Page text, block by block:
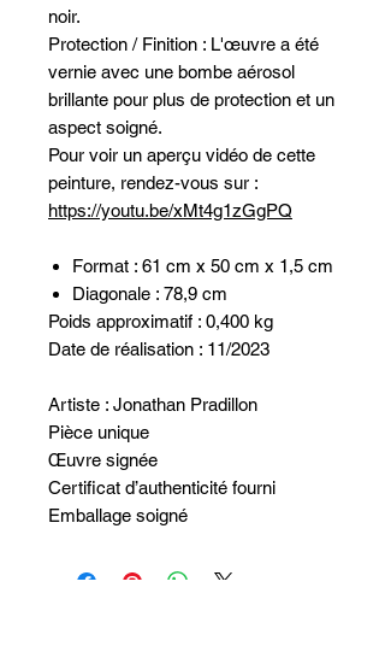
noir.
Protection / Finition : L'œuvre a été
vernie avec une bombe aérosol
brillante pour plus de protection et un
aspect soigné.
Pour voir un aperçu vidéo de cette
peinture, rendez-vous sur :
https://youtu.be/xMt4g1zGgPQ
Format : 61 cm x 50 cm x 1,5 cm
Diagonale : 78,9 cm
Poids approximatif : 0,400 kg
Date de réalisation : 11/2023
Artiste : Jonathan Pradillon
Pièce unique
Œuvre signée
Certificat d’authenticité fourni
Emballage soigné